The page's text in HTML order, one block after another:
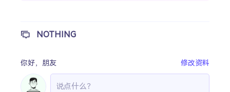
NOTHING
你好， 朋友 修改资料